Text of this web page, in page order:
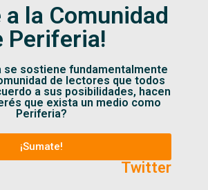
a la Comunidad
Periferia!
se sostiene fundamentalmente
de lectores que todos
a sus posibilidades, hacen
que exista un medio como
Periferia?
¡Sumate!
Twitter